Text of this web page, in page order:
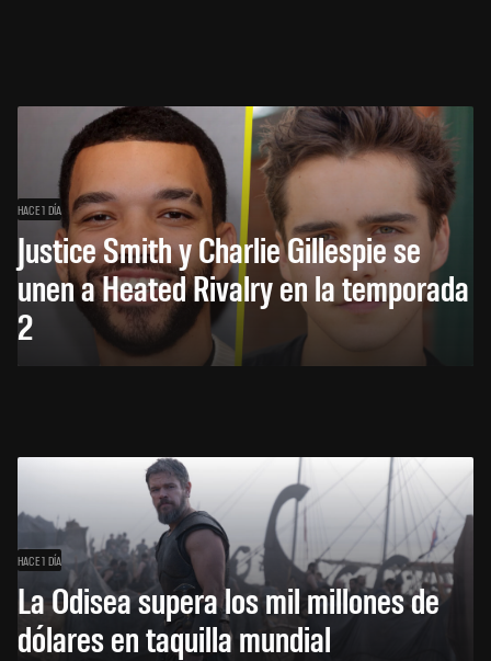
HACE 1 DÍA
Justice Smith y Charlie Gillespie se
unen a Heated Rivalry en la temporada
2
HACE 1 DÍA
La Odisea supera los mil millones de
dólares en taquilla mundial